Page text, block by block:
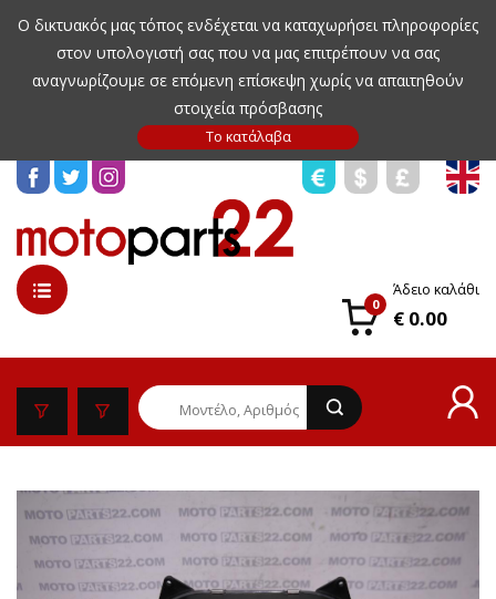
Ο δικτυακός μας τόπος ενδέχεται να καταχωρήσει πληροφορίες
στον υπολογιστή σας που να μας επιτρέπουν να σας
αναγνωρίζουμε σε επόμενη επίσκεψη χωρίς να απαιτηθούν
στοιχεία πρόσβασης
0
Άδειο καλάθι
€ 0.00